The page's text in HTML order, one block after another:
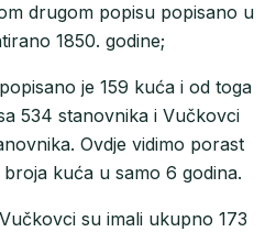
drugom popisu popisano u
1850. godine;
je 159 kuća i od toga
534 stanovnika i Vučkovci
Ovdje vidimo porast
kuća u samo 6 godina.
su imali ukupno 173